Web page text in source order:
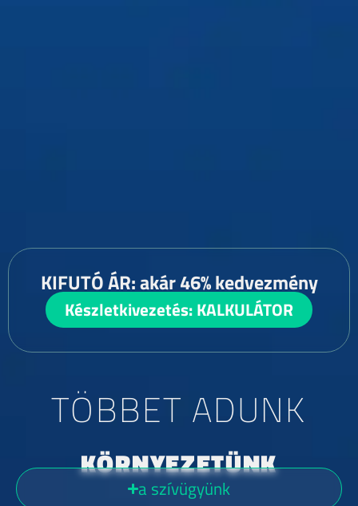
KIFUTÓ ÁR: akár 46% kedvezmény
Készletkivezetés: KALKULÁTOR
TÖBBET ADUNK
KÖRNYEZETÜNK
a szívügyünk